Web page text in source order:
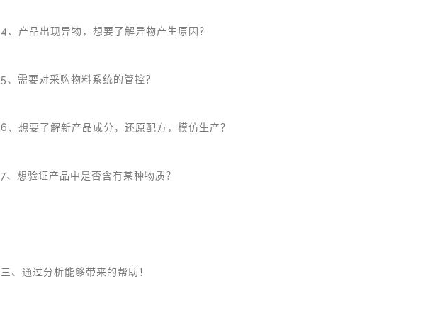
4、产品出现异物，想要了解异物产生原因？
5、需要对采购物料系统的管控？
6、想要了解新产品成分，还原配方，模仿生产？
7、想验证产品中是否含有某种物质？
三、通过分析能够带来的帮助！